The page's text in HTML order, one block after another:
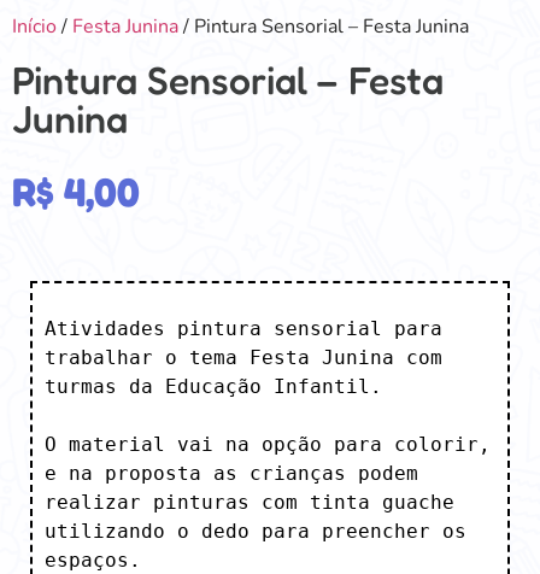
Início/ Festa Junina/ Pintura Sensorial – Festa Junina
Pintura Sensorial – Festa
Junina
R$ 4,00
Atividades pintura sensorial para
trabalhar o tema Festa Junina com
turmas da Educação Infantil.
O material vai na opção para colorir,
e na proposta as crianças podem
realizar pinturas com tinta guache
utilizando o dedo para preencher os
espaços.